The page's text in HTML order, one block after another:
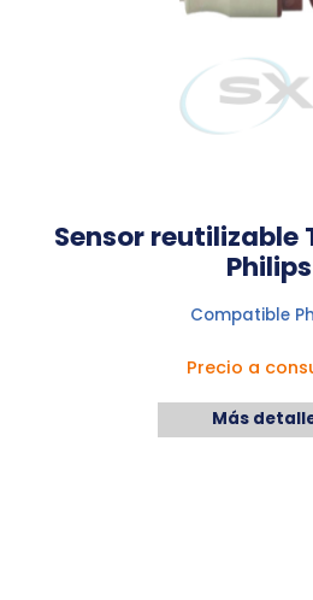
Sensor
Philips
Compatible
Precio a
Más